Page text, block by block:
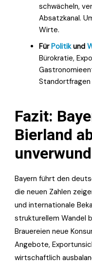
schwächeln,
Absatzkanal.
Wirte.
FürPolitikund
Bürokratie,
Fazit:
Bierland
Bayern führt den
die neuen Zahlen
und internationale
strukturellem Wandel
Brauereien neue
Angebote,
wirtschaftlich